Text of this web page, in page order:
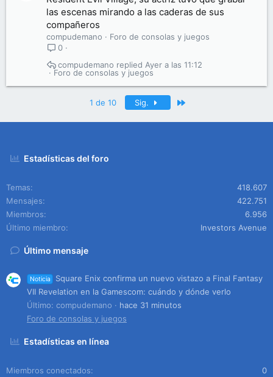
las escenas mirando a las caderas de sus
compañeros
compudemano
Foro de consolas y juegos
0
Foro de consolas y juegos
Ayer a las 11:12
compudemano
1 de 10 Sig.
Estadísticas del foro
Temas
418.607
Mensajes
422.751
Miembros
6.956
Último miembro
Investors Avenue
Último mensaje
Noticia
Square Enix confirma un nuevo vistazo a Final Fantasy
VII Revelation en la Gamescom: cuándo y dónde verlo
Último: compudemano
hace 31 minutos
Foro de consolas y juegos
Estadísticas en línea
Miembros conectados 0